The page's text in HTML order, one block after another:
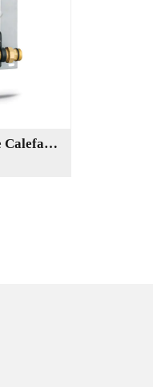
XNT02005 Sistemas De Calefacción De Piso Duraderos Sistema De Colector De Agua Del Centro De Control De Mezcla